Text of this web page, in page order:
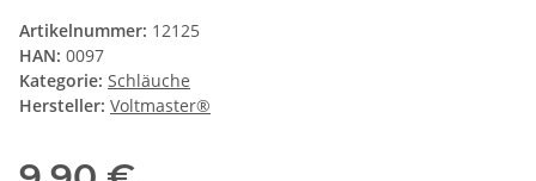
Artikelnummer: 12125
HAN: 0097
Kategorie: Schläuche
Hersteller: Voltmaster®